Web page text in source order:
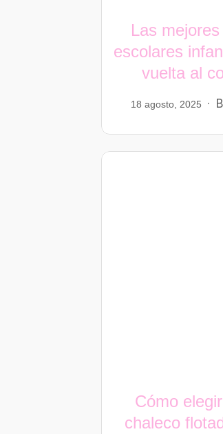
Las
escolares
vuelta al
18 agosto, 2025
Cómo
chaleco